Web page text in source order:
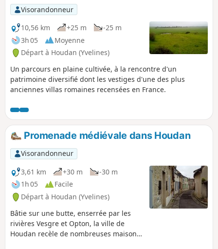
Visorandonneur
10,56 km
+25 m
-25 m
3h 05
Moyenne
Départ à Houdan (Yvelines)
Un parcours en plaine cultivée, à la rencontre d'un
patrimoine diversifié dont les vestiges d'une des plus
anciennes villas romaines recensées en France.
Promenade médiévale dans Houdan
Visorandonneur
3,61 km
+30 m
-30 m
1h 05
Facile
Départ à Houdan (Yvelines)
Bâtie sur une butte, enserrée par les
rivières Vesgre et Opton, la ville de
Houdan recèle de nombreuses maisons